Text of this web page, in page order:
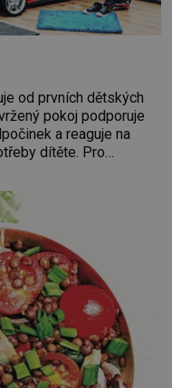
od prvních dětských
pokoj podporuje
a reaguje na
dítěte. Pro
klidně a útulně.